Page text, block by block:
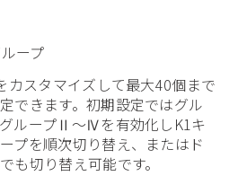
ープ
カスタマイズして最大40個まで
できます。初期設定ではグル
ループⅡ～Ⅳを有効化しK1キ
プを順次切り替え、またはド
も切り替え可能です。